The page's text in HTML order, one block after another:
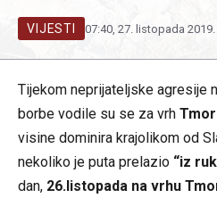
VIJESTI 07:40, 27. listopada 2019.
Tijekom neprijateljske agresije
borbe vodile su se za vrh
visine dominira krajolikom od
nekoliko je puta prelazio “iz
dan, 26.listopada na vrhu